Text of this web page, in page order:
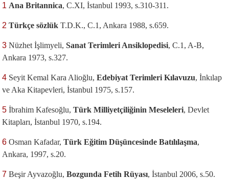
1 Ana Britannica, C.XI, İstanbul 1993, s.310-311.
2 Türkçe sözlük T.D.K., C.1, Ankara 1988, s.659.
3 Nüzhet İşlimyeli,Sanat Terimleri Ansiklopedisi, C.1, A-B,
Ankara 1973, s.327.
4 Seyit Kemal Kara Alioğlu,Edebiyat Terimleri Kılavuzu, İnkılap
ve Aka Kitapevleri, İstanbul 1975, s.157.
5 İbrahim Kafesoğlu,Türk Milliyetçiliğinin Meseleleri, Devlet
Kitapları, İstanbul 1970, s.194.
6 Osman Kafadar,Türk Eğitim Düşüncesinde Batılılaşma,
Ankara, 1997, s.20.
7 Beşir Ayvazoğlu,Bozgunda Fetih Rüyası, İstanbul 2006, s.50.